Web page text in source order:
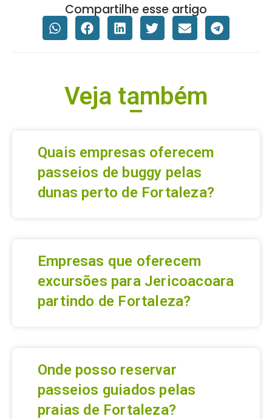
Compartilhe esse artigo
Veja também
Quais empresas oferecem
passeios de buggy pelas
dunas perto de Fortaleza?
Empresas que oferecem
excursões para Jericoacoara
partindo de Fortaleza?
Onde posso reservar
passeios guiados pelas
praias de Fortaleza?